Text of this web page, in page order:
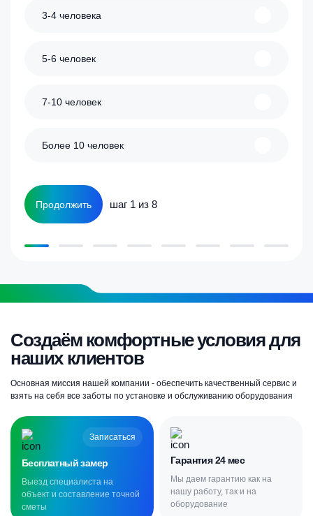
3-4 человека
5-6 человек
7-10 человек
Более 10 человек
Продолжить шаг 1 из 8
Создаём комфортные условия для
наших клиентов
Основная миссия нашей компании - обеспечить качественный сервис и
взять на себя все заботы по установке и обслуживанию оборудования
Записаться
Бесплатный замер
Выезд специалиста на
объект и составление точной
сметы
Гарантия 24 мес
Мы даем гарантию как на
нашу работу, так и на
оборудование